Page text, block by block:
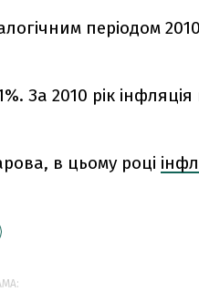
періодом
За 2010 рік
в цьому році